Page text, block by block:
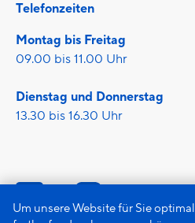
Telefonzeiten
Montag bis Freitag
09.00 bis 11.00 Uhr
Dienstag und Donnerstag
13.30 bis 16.30 Uhr
Um unsere Website für Sie